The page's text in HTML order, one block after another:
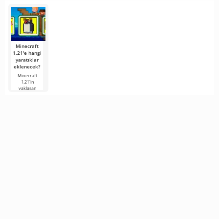
oyunun
tarihindeki
Minecraft
1.21'e hangi
yaratıklar
eklenecek?
Minecraft
1.21'in
yaklaşan